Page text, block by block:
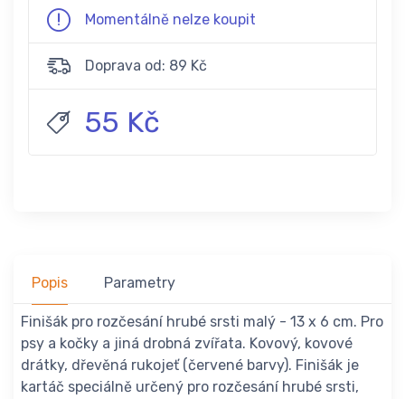
Momentálně nelze koupit
Doprava od: 89 Kč
55 Kč
Popis Parametry
Finišák pro rozčesání hrubé srsti malý - 13 x 6 cm. Pro
psy a kočky a jiná drobná zvířata. Kovový, kovové
drátky, dřevěná rukojeť (červené barvy). Finišák je
kartáč speciálně určený pro rozčesání hrubé srsti,